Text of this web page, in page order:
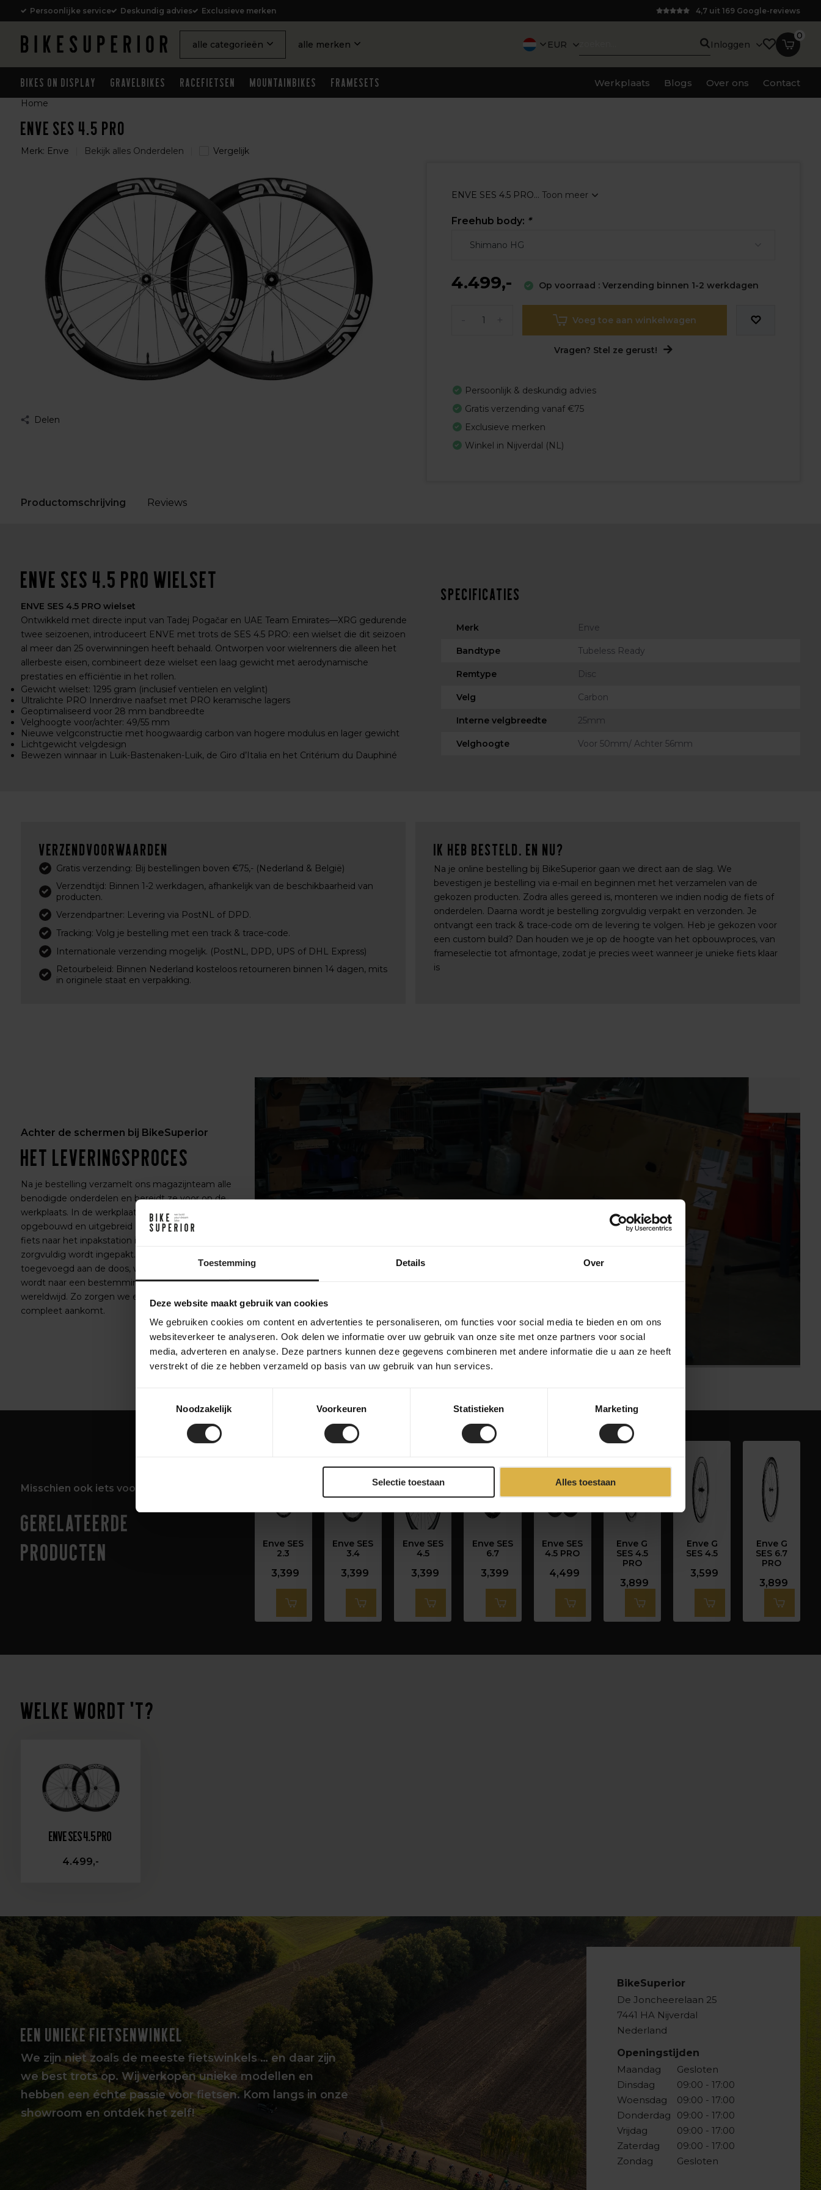
Toestemming Details Over
Deze website maakt gebruik van cookies
We gebruiken cookies om content en advertenties te personaliseren, om functies voor social media te bieden en om ons
websiteverkeer te analyseren. Ook delen we informatie over uw gebruik van onze site met onze partners voor social
media, adverteren en analyse. Deze partners kunnen deze gegevens combineren met andere informatie die u aan ze heeft
verstrekt of die ze hebben verzameld op basis van uw gebruik van hun services.
Noodzakelijk
Voorkeuren Statistieken Marketing
Selectie toestaan Alles toestaan
Persoonlijke service Deskundig advies Exclusieve merken 4,7 uit 169 Google-reviews
alle categorieën alle merken EUR Inloggen
0
Bikes on Display Gravelbikes Racefietsen Mountainbikes Framesets Werkplaats Blogs Over ons Contact
Home
Enve SES 4.5 PRO
Merk: Enve Bekijk alles Onderdelen Vergelijk
Delen
ENVE SES 4.5 PRO... Toon meer
Freehub body: *
4.499,- Op voorraad : Verzending binnen 1-2 werkdagen
Voeg toe aan winkelwagen
Vragen? Stel ze gerust!
Persoonlijk & deskundig advies
Gratis verzending vanaf €75
Exclusieve merken
Winkel in Nijverdal (NL)
Productomschrijving Reviews
ENVE SES 4.5 PRO wielset
ENVE SES 4.5 PRO wielset
Ontwikkeld met directe input van Tadej Pogačar en UAE Team Emirates—XRG gedurende
twee seizoenen, introduceert ENVE met trots de SES 4.5 PRO: een wielset die dit seizoen
al meer dan 25 overwinningen heeft behaald. Ontworpen voor wielrenners die alleen het
allerbeste eisen, combineert deze wielset een laag gewicht met aerodynamische
prestaties en efficiëntie in het rollen.
Gewicht wielset: 1295 gram (inclusief ventielen en velglint)
Ultralichte PRO Innerdrive naafset met PRO keramische lagers
Geoptimaliseerd voor 28 mm bandbreedte
Velghoogte voor/achter: 49/55 mm
Nieuwe velgconstructie met hoogwaardig carbon van hogere modulus en lager gewicht
Lichtgewicht velgdesign
Bewezen winnaar in Luik-Bastenaken-Luik, de Giro d’Italia en het Critérium du Dauphiné
Specificaties
Merk Enve
Bandtype Tubeless Ready
Remtype Disc
Velg Carbon
Interne velgbreedte 25mm
Velghoogte Voor 50mm/ Achter 56mm
Verzendvoorwaarden
Gratis verzending: Bij bestellingen boven €75,- (Nederland & België)
Verzendtijd: Binnen 1-2 werkdagen, afhankelijk van de beschikbaarheid van
producten.
Verzendpartner: Levering via PostNL of DPD.
Tracking: Volg je bestelling met een track & trace-code.
Internationale verzending mogelijk. (PostNL, DPD, UPS of DHL Express)
Retourbeleid: Binnen Nederland kosteloos retourneren binnen 14 dagen, mits
in originele staat en verpakking.
Ik heb besteld. En nu?
Na je online bestelling bij BikeSuperior gaan we direct aan de slag. We
bevestigen je bestelling via e-mail en beginnen met het verzamelen van de
gekozen producten. Zodra alles gereed is, monteren we indien nodig de fiets of
onderdelen. Daarna wordt je bestelling zorgvuldig verpakt en verzonden. Je
ontvangt een track & trace-code om de levering te volgen. Heb je gekozen voor
een custom build? Dan houden we je op de hoogte van het opbouwproces, van
frameselectie tot afmontage, zodat je precies weet wanneer je unieke fiets klaar
is
Achter de schermen bij BikeSuperior
Het leveringsproces
Na je bestelling verzamelt ons magazijnteam alle
benodigde onderdelen en bereidt ze voor op de
werkplaats. In de werkplaats wordt de fiets volledig
opgebouwd en uitgebreid getest. Daarna gaat de
fiets naar het inpakstation in het magazijn, waar hij
zorgvuldig wordt ingepakt. Accessoires worden
toegevoegd aan de doos, waarna de fiets verzonden
wordt naar een bestemming in Nederland of
wereldwijd. Zo zorgen we ervoor dat je fiets veilig en
compleet aankomt.
Misschien ook iets voor jou!
Gerelateerde
producten
Enve SES
2.3
3,399
Enve SES
3.4
3,399
Enve SES
4.5
3,399
Enve SES
6.7
3,399
Enve SES
4.5 PRO
4,499
Enve G
SES 4.5
PRO
3,899
Enve G
SES 4.5
3,599
Enve G
SES 6.7
PRO
3,899
Welke wordt 't?
Enve SES 4.5 PRO
4.499,-
EEN UNIEKE FIETSENWINKEL
We zijn niet zoals de meeste fietswinkels … en daar zijn
we best trots op. Wij verkopen unieke modellen en
hebben een échte passie voor fietsen. Kom langs in onze
showroom en ontdek het zelf!
BikeSuperior
De Joncheerelaan 25
7441 HA Nijverdal
Nederland
Openingstijden
Maandag
Dinsdag
Woensdag
Donderdag
Vrijdag
Zaterdag
Zondag
Gesloten
09:00 - 17:00
09:00 - 17:00
09:00 - 17:00
09:00 - 17:00
09:00 - 17:00
Gesloten